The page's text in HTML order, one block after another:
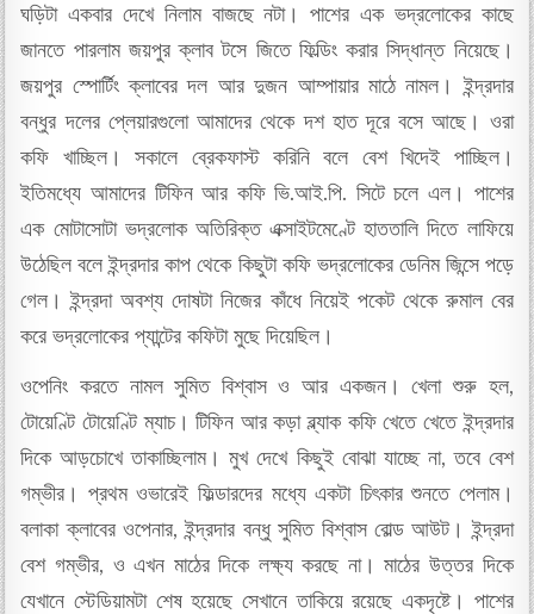
ঘড়িটা একবার দেখে নিলাম বাজছে নটা। পাশের এক ভদ্রলোকের কাছে
জানতে পারলাম জয়পুর ক্লাব টসে জিতে ফিল্ডিং করার সিদ্ধান্ত নিয়েছে।
জয়পুর স্পোর্টিং ক্লাবের দল আর দুজন আম্পায়ার মাঠে নামল। ইন্দ্রদার
বন্ধুর দলের প্লেয়ারগুলো আমাদের থেকে দশ হাত দূরে বসে আছে। ওরা
কফি খাচ্ছিল। সকালে ব্রেকফাস্ট করিনি বলে বেশ খিদেই পাচ্ছিল।
ইতিমধ্যে আমাদের টিফিন আর কফি ভি.আই.পি. সিটে চলে এল। পাশের
এক মোটাসোটা ভদ্রলোক অতিরিক্ত এক্সাইটমেণ্টে হাততালি দিতে লাফিয়ে
উঠেছিল বলে ইন্দ্রদার কাপ থেকে কিছুটা কফি ভদ্রলোকের ডেনিম জিন্সে পড়ে
গেল। ইন্দ্রদা অবশ্য দোষটা নিজের কাঁধে নিয়েই পকেট থেকে রুমাল বের
করে ভদ্রলোকের প্যান্টের কফিটা মুছে দিয়েছিল।
ওপেনিং করতে নামল সুমিত বিশ্বাস ও আর একজন। খেলা শুরু হল,
টোয়েণ্টি টোয়েণ্টি ম্যাচ। টিফিন আর কড়া ব্ল্যাক কফি খেতে খেতে ইন্দ্রদার
দিকে আড়চোখে তাকাচ্ছিলাম। মুখ দেখে কিছুই বোঝা যাচ্ছে না, তবে বেশ
গম্ভীর। প্রথম ওভারেই ফিল্ডারদের মধ্যে একটা চিৎকার শুনতে পেলাম।
বলাকা ক্লাবের ওপেনার, ইন্দ্রদার বন্ধু সুমিত বিশ্বাস বোল্ড আউট। ইন্দ্রদা
বেশ গম্ভীর, ও এখন মাঠের দিকে লক্ষ্য করছে না। মাঠের উত্তর দিকে
যেখানে স্টেডিয়ামটা শেষ হয়েছে সেখানে তাকিয়ে রয়েছে একদৃষ্টে। পাশের